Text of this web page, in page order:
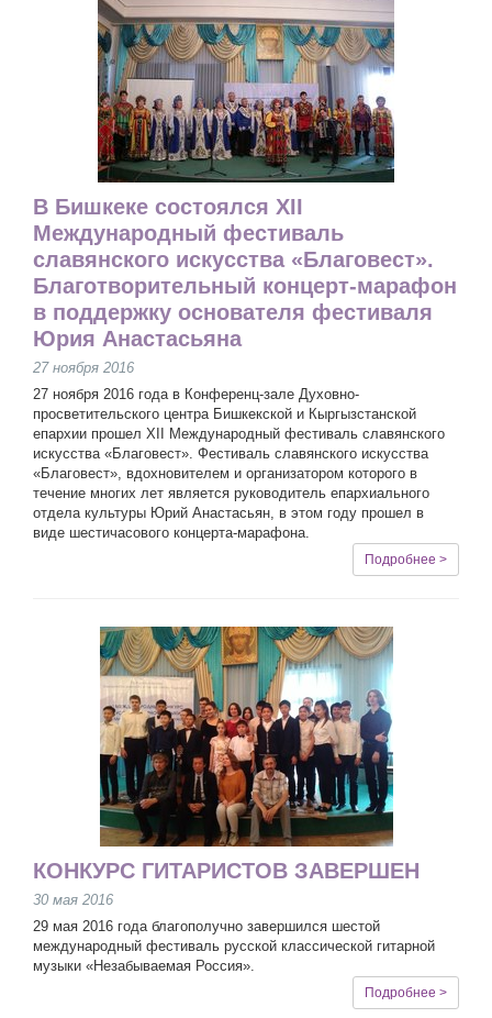
В Бишкеке состоялся XII
Международный фестиваль
славянского искусства «Благовест».
Благотворительный концерт-марафон
в поддержку основателя фестиваля
Юрия Анастасьяна
27 ноября 2016
27 ноября 2016 года в Конференц-зале Духовно-
просветительского центра Бишкекской и Кыргызстанской
епархии прошел XII Международный фестиваль славянского
искусства «Благовест». Фестиваль славянского искусства
«Благовест», вдохновителем и организатором которого в
течение многих лет является руководитель епархиального
отдела культуры Юрий Анастасьян, в этом году прошел в
виде шестичасового концерта-марафона.
Подробнее >
КОНКУРС ГИТАРИСТОВ ЗАВЕРШЕН
30 мая 2016
29 мая 2016 года благополучно завершился шестой
международный фестиваль русской классической гитарной
музыки «Незабываемая Россия».
Подробнее >